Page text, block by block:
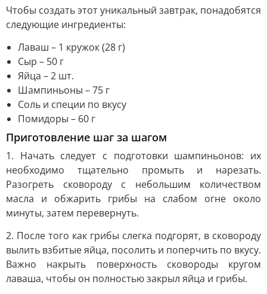
Чтобы создать этот уникальный завтрак, понадобятся
следующие ингредиенты:
Лаваш – 1 кружок (28 г)
Сыр – 50 г
Яйца – 2 шт.
Шампиньоны – 75 г
Соль и специи по вкусу
Помидоры – 60 г
Приготовление шаг за шагом
1. Начать следует с подготовки шампиньонов: их
необходимо тщательно промыть и нарезать.
Разогреть сковороду с небольшим количеством
масла и обжарить грибы на слабом огне около
минуты, затем перевернуть.
2. После того как грибы слегка подгорят, в сковороду
вылить взбитые яйца, посолить и поперчить по вкусу.
Важно накрыть поверхность сковороды кругом
лаваша, чтобы он полностью закрыл яйца и грибы.